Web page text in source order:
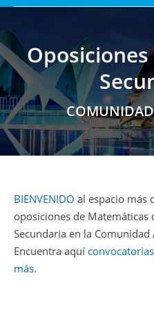
BIENVENIDO al espacio más
oposiciones de Matemáticas
Secundaria en la
Encuentra aquí
más.